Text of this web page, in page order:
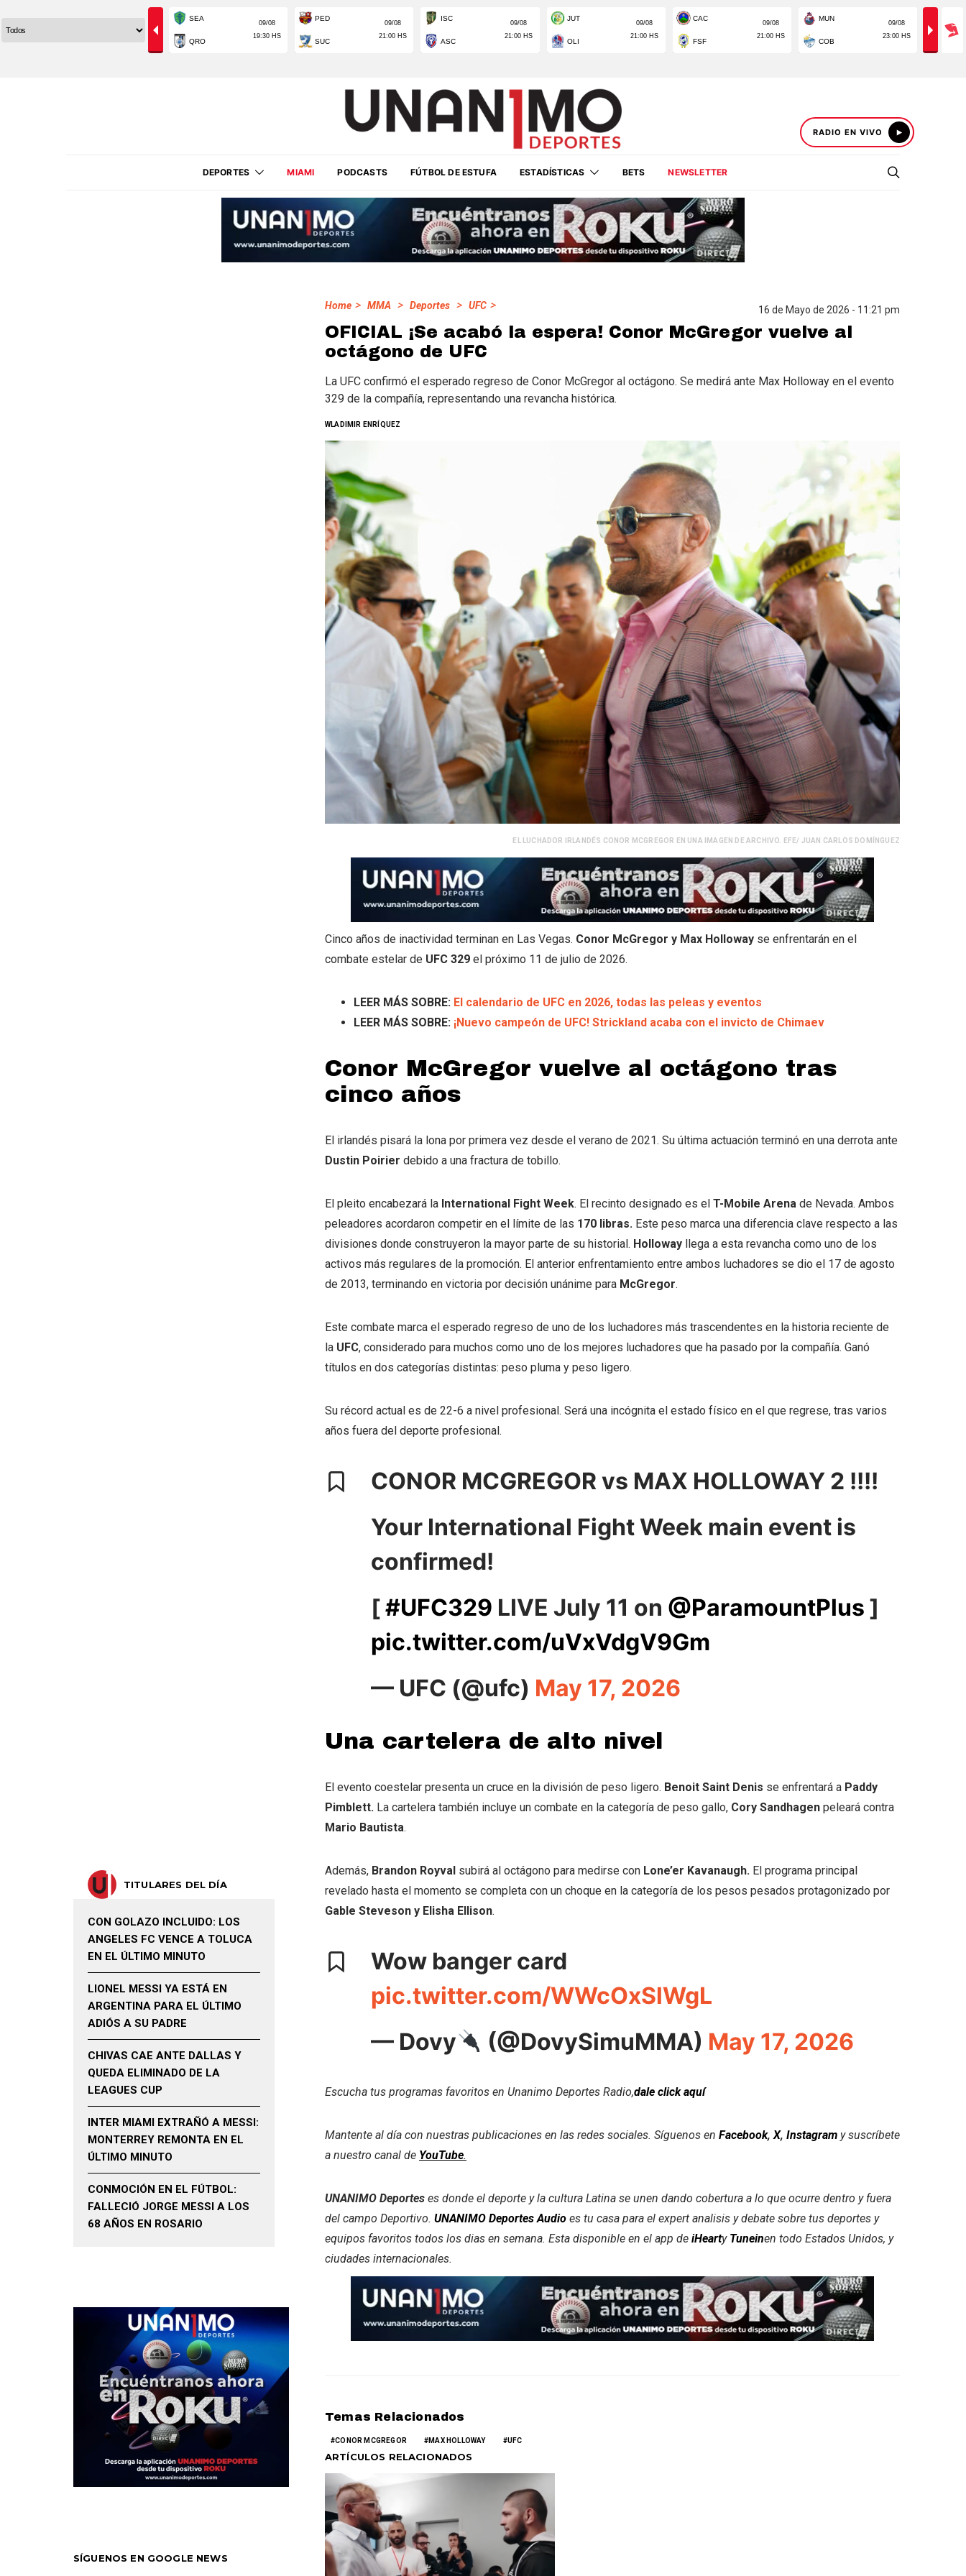
RADIO EN VIVO
DEPORTES MIAMI PODCASTS FÚTBOL DE ESTUFA ESTADÍSTICAS BETS NEWSLETTER
Home > MMA > Deportes > UFC > 16 de Mayo de 2026 - 11:21 pm
OFICIAL ¡Se acabó la espera! Conor McGregor vuelve al
octágono de UFC
La UFC confirmó el esperado regreso de Conor McGregor al octágono. Se medirá ante Max Holloway en el evento
329 de la compañía, representando una revancha histórica.
WLADIMIR ENRÍQUEZ
EL LUCHADOR IRLANDÉS CONOR MCGREGOR EN UNA IMAGEN DE ARCHIVO. EFE/ JUAN CARLOS DOMÍNGUEZ
Cinco años de inactividad terminan en Las Vegas. Conor McGregor y Max Holloway se enfrentarán en el
combate estelar de UFC 329 el próximo 11 de julio de 2026.
LEER MÁS SOBRE: El calendario de UFC en 2026, todas las peleas y eventos
LEER MÁS SOBRE: ¡Nuevo campeón de UFC! Strickland acaba con el invicto de Chimaev
Conor McGregor vuelve al octágono tras
cinco años
El irlandés pisará la lona por primera vez desde el verano de 2021. Su última actuación terminó en una derrota ante
Dustin Poirier debido a una fractura de tobillo.
El pleito encabezará la International Fight Week. El recinto designado es el T-Mobile Arena de Nevada. Ambos
peleadores acordaron competir en el límite de las 170 libras. Este peso marca una diferencia clave respecto a las
divisiones donde construyeron la mayor parte de su historial. Holloway llega a esta revancha como uno de los
activos más regulares de la promoción. El anterior enfrentamiento entre ambos luchadores se dio el 17 de agosto
de 2013, terminando en victoria por decisión unánime para McGregor.
Este combate marca el esperado regreso de uno de los luchadores más trascendentes en la historia reciente de
la UFC, considerado para muchos como uno de los mejores luchadores que ha pasado por la compañía. Ganó
títulos en dos categorías distintas: peso pluma y peso ligero.
Su récord actual es de 22-6 a nivel profesional. Será una incógnita el estado físico en el que regrese, tras varios
años fuera del deporte profesional.
CONOR MCGREGOR vs MAX HOLLOWAY 2 !!!!
Your International Fight Week main event is
confirmed!
[#UFC329 LIVE July 11 on @ParamountPlus ]
pic.twitter.com/uVxVdgV9Gm
— UFC (@ufc) May 17, 2026
Una cartelera de alto nivel
El evento coestelar presenta un cruce en la división de peso ligero. Benoit Saint Denis se enfrentará a Paddy
Pimblett. La cartelera también incluye un combate en la categoría de peso gallo, Cory Sandhagen peleará contra
Mario Bautista.
Además, Brandon Royval subirá al octágono para medirse con Lone’er Kavanaugh. El programa principal
revelado hasta el momento se completa con un choque en la categoría de los pesos pesados protagonizado por
Gable Steveson y Elisha Ellison.
Wow banger card
pic.twitter.com/WWcOxSlWgL
— Dovy
(@DovySimuMMA) May 17, 2026
Escucha tus programas favoritos en Unanimo Deportes Radio,dale click aquí
Mantente al día con nuestras publicaciones en las redes sociales. Síguenos en Facebook,X, Instagram y suscríbete
a nuestro canal de YouTube.
UNANIMO Deportes es donde el deporte y la cultura Latina se unen dando cobertura a lo que ocurre dentro y fuera
del campo Deportivo. UNANIMO Deportes Audio es tu casa para el expert analisis y debate sobre tus deportes y
equipos favoritos todos los dias en semana. Esta disponible en el app de iHearty Tuneinen todo Estados Unidos, y
ciudades internacionales.
Temas Relacionados
CONOR MCGREGOR MAX HOLLOWAY UFC
ARTÍCULOS RELACIONADOS
TITULARES DEL DÍA
CON GOLAZO INCLUIDO: LOS
ANGELES FC VENCE A TOLUCA
EN EL ÚLTIMO MINUTO
LIONEL MESSI YA ESTÁ EN
ARGENTINA PARA EL ÚLTIMO
ADIÓS A SU PADRE
CHIVAS CAE ANTE DALLAS Y
QUEDA ELIMINADO DE LA
LEAGUES CUP
INTER MIAMI EXTRAÑÓ A MESSI:
MONTERREY REMONTA EN EL
ÚLTIMO MINUTO
CONMOCIÓN EN EL FÚTBOL:
FALLECIÓ JORGE MESSI A LOS
68 AÑOS EN ROSARIO
SÍGUENOS EN GOOGLE NEWS